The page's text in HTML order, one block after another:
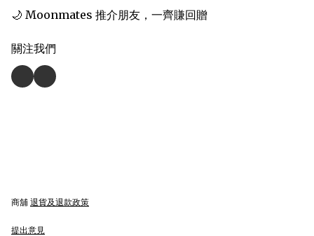
🌙 Moonmates 推介朋友，一齊賺回贈
關注我們
商舖 退貨及退款政策
提出意見